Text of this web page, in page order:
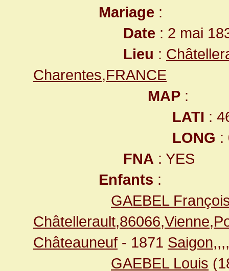
Mariage :
Date : 2 mai
Lieu :
Charentes,FRANCE
MAP :
LATI :
LONG :
FNA : YES
Enfants :
GAEBEL
Châteauneuf - 1871
GAEBEL Louis